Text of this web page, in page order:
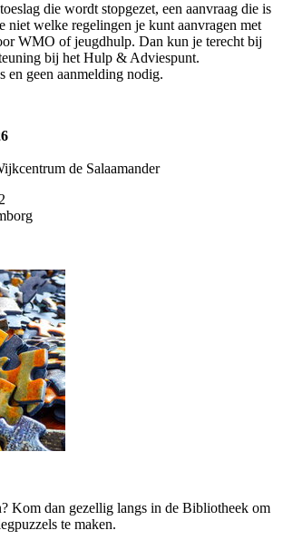
die wordt stopgezet, een aanvraag die is
niet welke regelingen je kunt aanvragen met
WMO of jeugdhulp. Dan kun je terecht bij
bij het Hulp & Adviespunt.
en geen aanmelding nodig.
de Salaamander
Kom dan gezellig langs in de Bibliotheek om
te maken.